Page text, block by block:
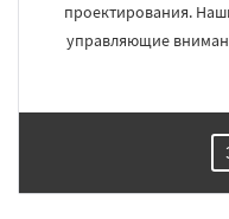
проектирования.
управляющие